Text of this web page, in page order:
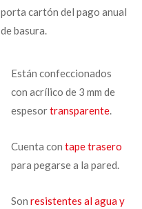
porta cartón del pago anual
de basura.
Están confeccionados
con acrílico de 3 mm de
espesortransparente.
Cuenta con tape trasero
para pegarse a la pared.
Son resistentes al agua y